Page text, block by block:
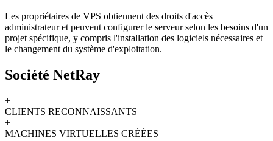
Les propriétaires de VPS obtiennent des droits d'accès
administrateur et peuvent configurer le serveur selon les besoins d'un
projet spécifique, y compris l'installation des logiciels nécessaires et
le changement du système d'exploitation.
Société NetRay
+
CLIENTS RECONNAISSANTS
+
MACHINES VIRTUELLES CRÉÉES